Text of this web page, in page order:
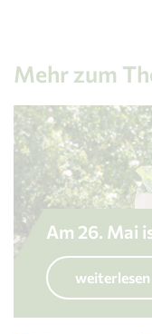
Mehr zum
Am 26. Mai
weiterlesen